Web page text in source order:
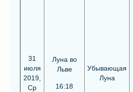
31
июля
2019,
Ср
Луна во
Льве
16:18
Убывающая
Луна